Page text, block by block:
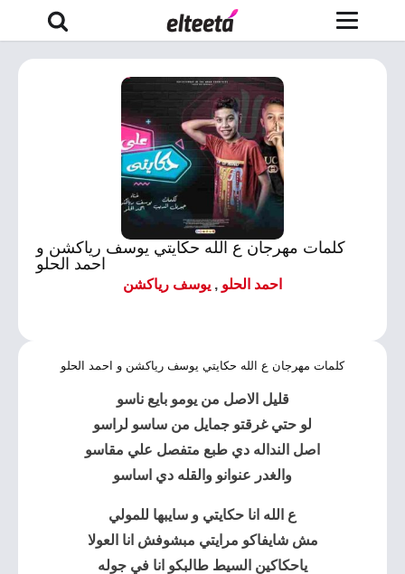
كلمات مهرجان ع الله حكايتي يوسف رياكشن و
احمد الحلو
احمد الحلو , يوسف رياكشن
كلمات مهرجان ع الله حكايتي يوسف رياكشن و احمد الحلو
قليل الاصل من يومو بايع ناسو
لو حتي غرقتو جمايل من ساسو لراسو
اصل النداله دي طبع متفصل علي مقاسو
والغدر عنوانو والقله دي اساسو
ع الله انا حكايتي و سايبها للمولي
مش شايفاكو مرايتي مبشوفش انا العولا
ياحكاكين السيط طالبكو انا في جوله